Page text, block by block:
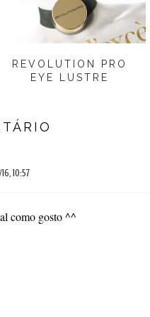
REVOLUTION PRO
EYE LUSTRE
16, 10:57
como gosto ^^